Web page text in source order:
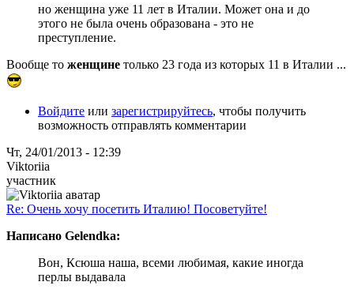
но женщина уже 11 лет в Италии. Может она и до
этого не была очень образована - это не
преступление.
Вообще то женщине только 23 года из которых 11 в Италии ...
Войдите или зарегистрируйтесь, чтобы получить
возможность отправлять комментарии
Чт, 24/01/2013 - 12:39
Viktoriia
участник
Re: Очень хочу посетить Италию! Посоветуйте!
Написано Gelendka:
Вон, Ксюша наша, всеми любимая, какие иногда
перлы выдавала